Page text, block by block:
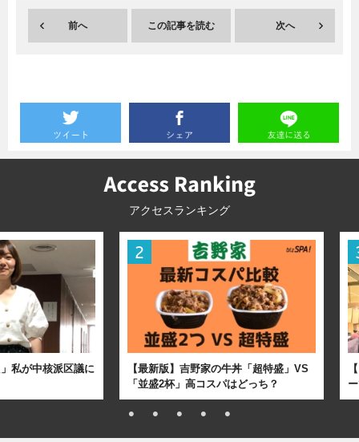
前へ この記事を読む 次へ
アクセスランキング
私が中核派区議に
【最新版】吉野家の牛丼「超特盛」VS
「並盛2杯」高コスパはどっち？